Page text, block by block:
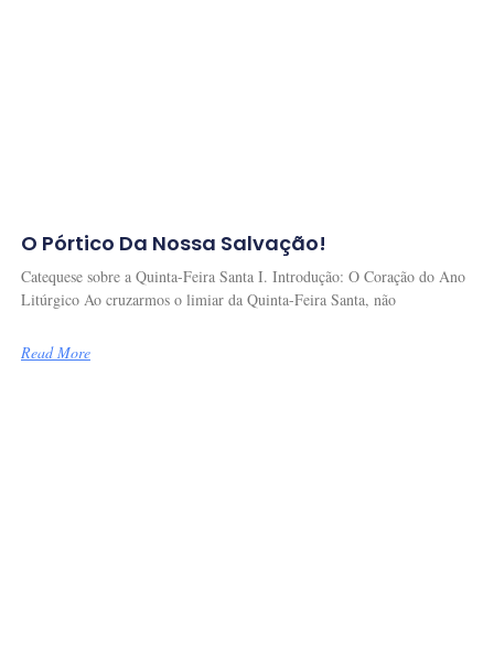
O Pórtico Da Nossa Salvação!
Catequese sobre a Quinta-Feira Santa I. Introdução: O Coração do Ano
Litúrgico Ao cruzarmos o limiar da Quinta-Feira Santa, não
Read More